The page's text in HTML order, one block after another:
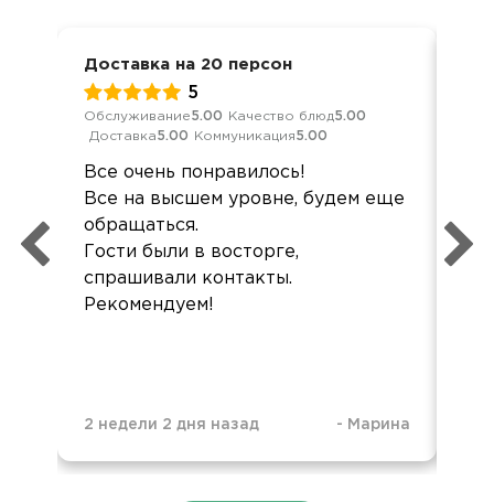
Доставка на 20 персон
5
Обслуживание5.00 Качество блюд5.00
Доставка5.00 Коммуникация5.00
Все очень понравилось!
Все на высшем уровне, будем еще
обращаться.
Гости были в восторге,
спрашивали контакты.
Рекомендуем!
2 недели 2 дня назад - Марина